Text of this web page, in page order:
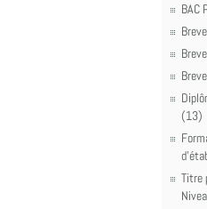
BAC
(13)
Titre